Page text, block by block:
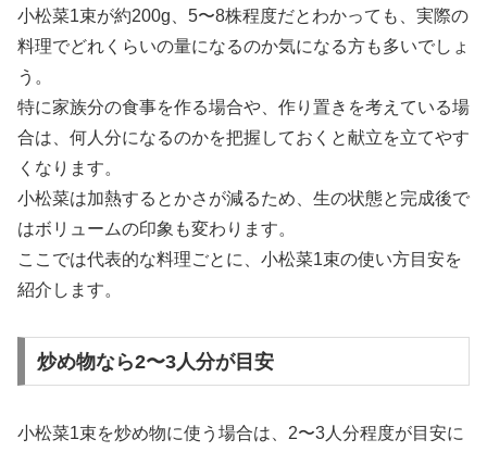
小松菜1束が約200g、5〜8株程度だとわかっても、実際の
料理でどれくらいの量になるのか気になる方も多いでしょ
う。
特に家族分の食事を作る場合や、作り置きを考えている場
合は、何人分になるのかを把握しておくと献立を立てやす
くなります。
小松菜は加熱するとかさが減るため、生の状態と完成後で
はボリュームの印象も変わります。
ここでは代表的な料理ごとに、小松菜1束の使い方目安を
紹介します。
炒め物なら2〜3人分が目安
小松菜1束を炒め物に使う場合は、2〜3人分程度が目安に